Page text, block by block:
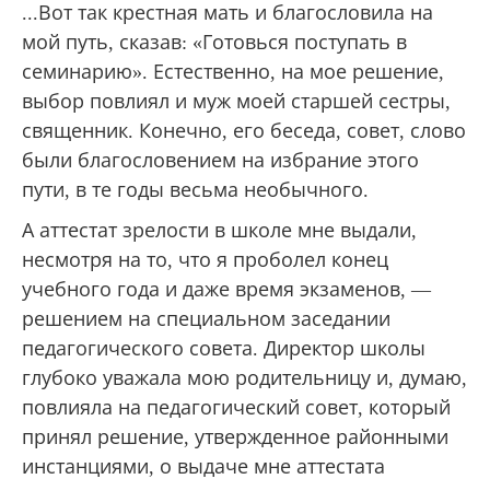
...Вот так крестная мать и благословила на
мой путь, сказав: «Готовься поступать в
семинарию». Естественно, на мое решение,
выбор повлиял и муж моей старшей сестры,
священник. Конечно, его беседа, совет, слово
были благословением на избрание этого
пути, в те годы весьма необычного.
А аттестат зрелости в школе мне выдали,
несмотря на то, что я проболел конец
учебного года и даже время экзаменов, —
решением на специальном заседании
педагогического совета. Директор школы
глубоко уважала мою родительницу и, думаю,
повлияла на педагогический совет, который
принял решение, утвержденное районными
инстанциями, о выдаче мне аттестата